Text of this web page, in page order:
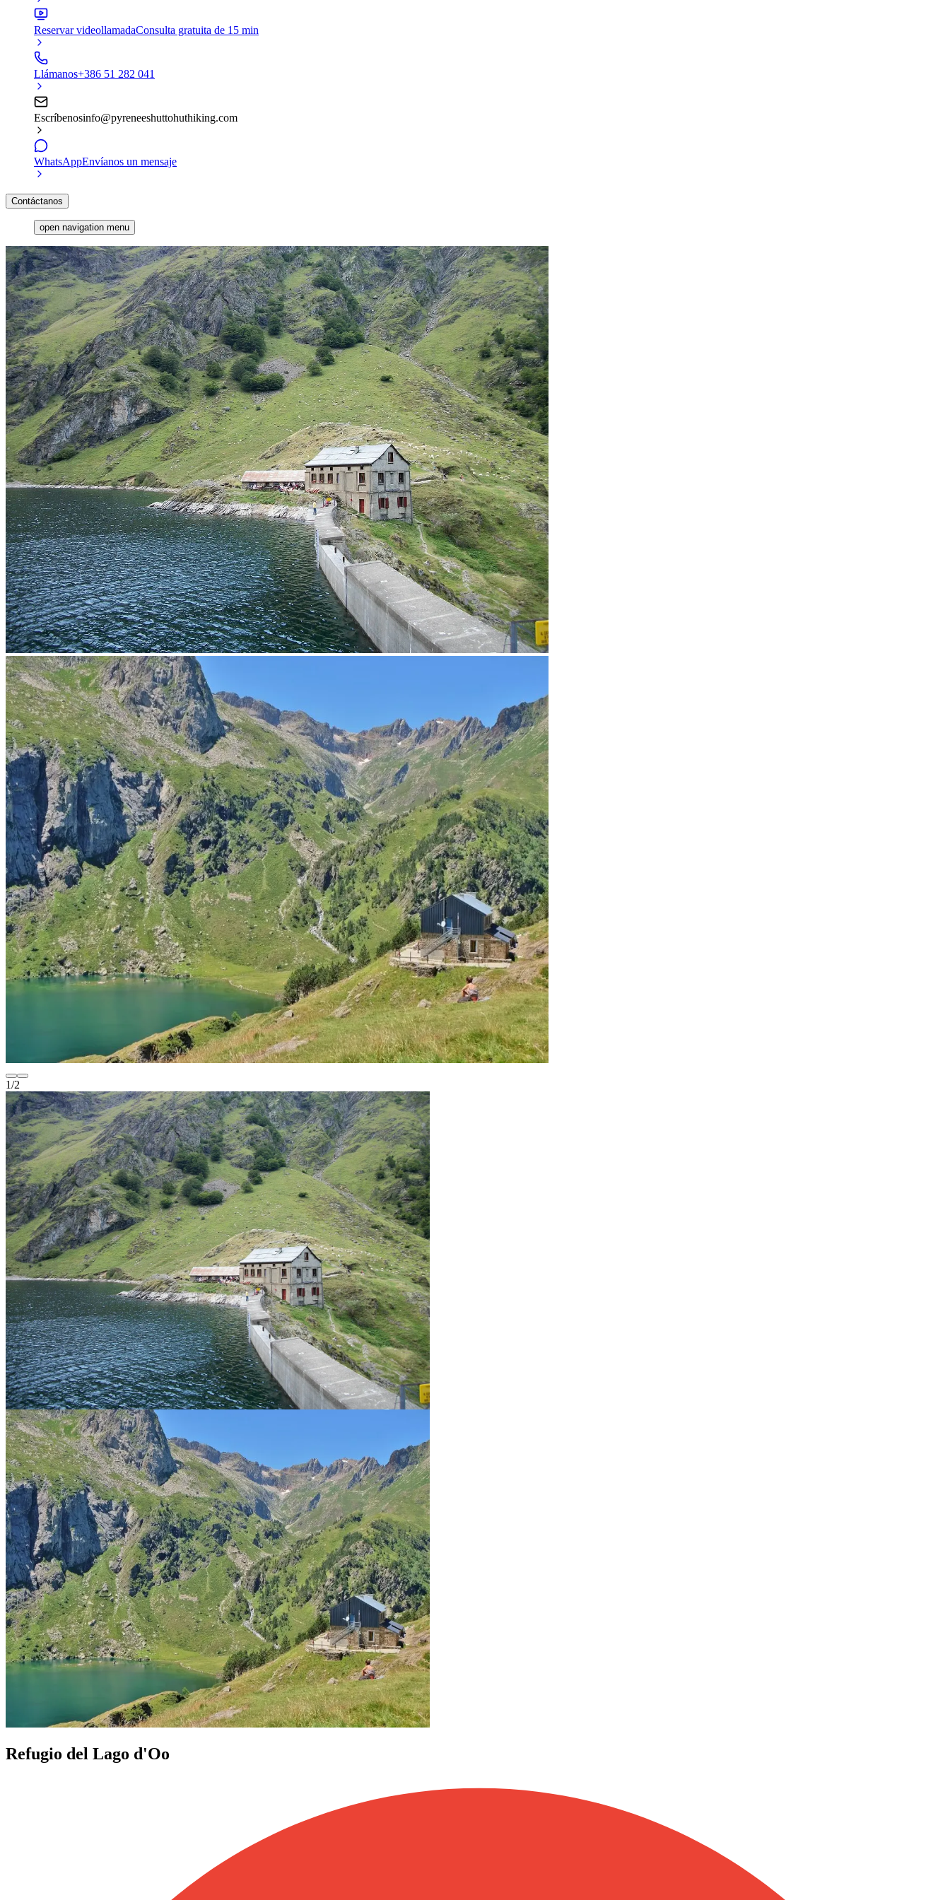
Reservar videollamadaConsulta gratuita de 15 min
Llámanos+386 51 282 041
Escríbenosinfo@pyreneeshuttohuthiking.com
WhatsAppEnvíanos un mensaje
Contáctanos
open navigation menu
1/2
Refugio del Lago d'Oo